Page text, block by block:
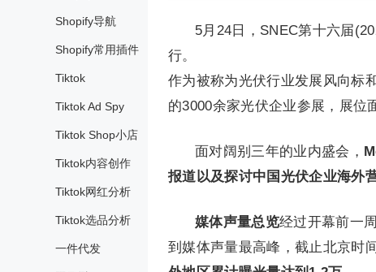
Shopify导航
Shopify常用插件
Tiktok
Tiktok Ad Spy
Tiktok Shop小店
Tiktok内容创作
Tiktok网红分析
Tiktok选品分析
一件代发
5月24日，SNEC第〸六届
行。
作为被称为光伏行业发展风向标
的3000余家光伏企业参展，展位
面对阔别三年的业内盛会，
报道以及探讨中国光伏企业海外
媒体声量总览经过开幕前一
到媒体声量最高峰，截止北京时